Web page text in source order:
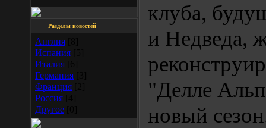
Разделы новостей
Англия
Испания
Италия
Германия
Франция
Россия
Другое
клуба,
и Недведа,
"Делле
новый